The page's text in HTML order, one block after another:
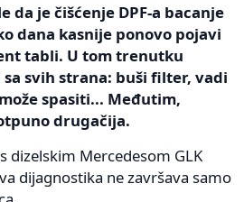
da je čišćenje DPF-a bacanje
dana kasnije ponovo pojavi
tabli. U tom trenutku
svih strana: buši filter, vadi
spasiti... Međutim,
drugačija.
dizelskim Mercedesom GLK
dijagnostika ne završava samo